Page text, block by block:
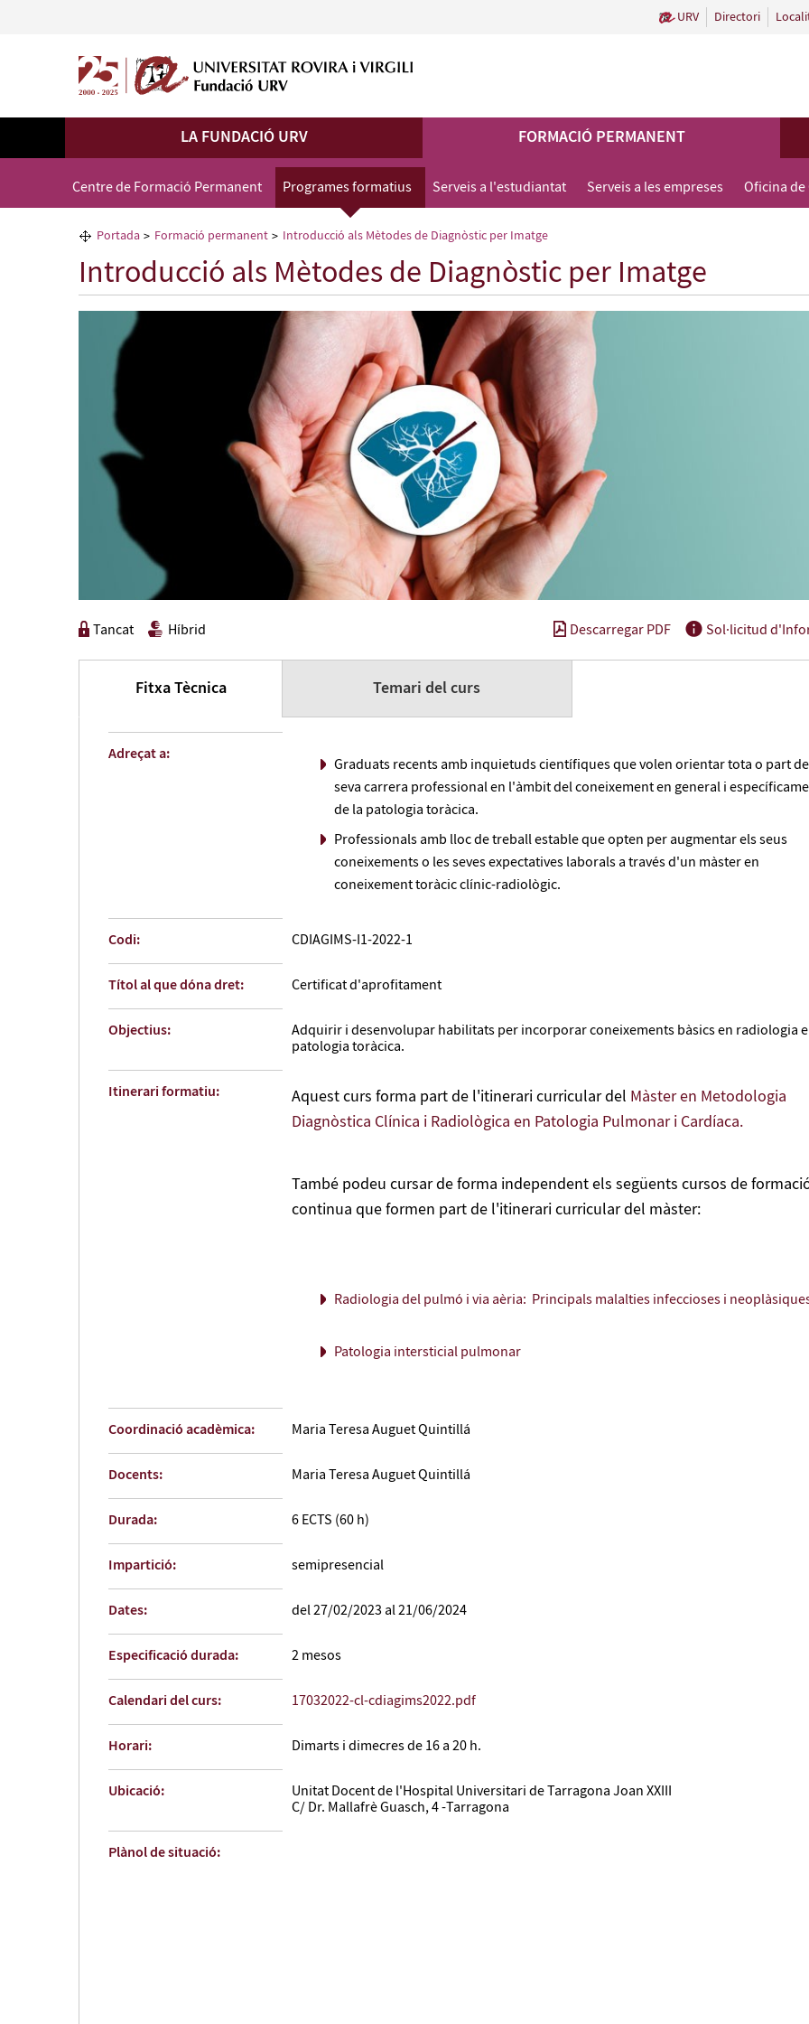
URV Directori
LA FUNDACIÓ URV FORMACIÓ PERMANENT
Centre de Formació Permanent Programes formatius Serveis a l'estudiantat Serveis a les empreses Oficina de
Portada Formació permanent Introducció als Mètodes de Diagnòstic per Imatge
Introducció als Mètodes de Diagnòstic per Imatge
Tancat Híbrid Descarregar PDF Sol·licitud
Fitxa Tècnica
Adreçat a:
Graduats recents amb inquietuds científiques que volen orientar tota o part
seva carrera professional en l'àmbit del coneixement en general i
de la patologia toràcica.
Professionals amb lloc de treball estable que opten per augmentar els seus
coneixements o les seves expectatives laborals a través d'un màster en
coneixement toràcic clínic-radiològic.
Codi: CDIAGIMS-I1-2022-1
Títol al que dóna dret: Certificat d'aprofitament
Objectius:
Adquirir i desenvolupar habilitats per incorporar coneixements bàsics en radiologia
patologia toràcica.
Itinerari formatiu: Aquest curs forma part de l'itinerari curricular del Màster en Metodologia
Diagnòstica Clínica i Radiològica en Patologia Pulmonar i Cardíaca.
També podeu cursar de forma independent els següents cursos de
continua que formen part de l'itinerari curricular del màster:
Radiologia del pulmó i via aèria: Principals malalties infeccioses i
Patologia intersticial pulmonar
Coordinació acadèmica: Maria Teresa Auguet Quintillá
Docents: Maria Teresa Auguet Quintillá
Durada: 6 ECTS (60 h)
Impartició: semipresencial
Dates: del 27/02/2023 al 21/06/2024
Especificació durada: 2 mesos
Calendari del curs: 17032022-cl-cdiagims2022.pdf
Horari: Dimarts i dimecres de 16 a 20 h.
Ubicació:
Unitat Docent de l'Hospital Universitari de Tarragona Joan XXIII
C/ Dr. Mallafrè Guasch, 4 -Tarragona
Plànol de situació:
Temari del curs